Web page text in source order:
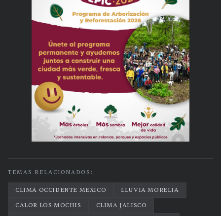
TEMAS RELACIONADOS:
CLIMA OCCIDENTE MEXICO
LLUVIA MORELIA
CALOR LOS MOCHIS
CLIMA JALISCO